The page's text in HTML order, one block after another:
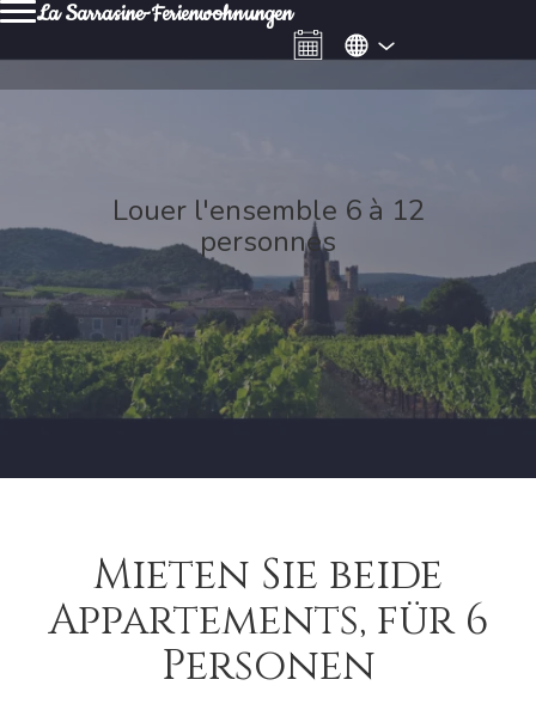
La Sarrasine-Ferienwohnungen
Louer l'ensemble 6 à 12
personnes
Mieten Sie beide
Appartements, für 6
Personen